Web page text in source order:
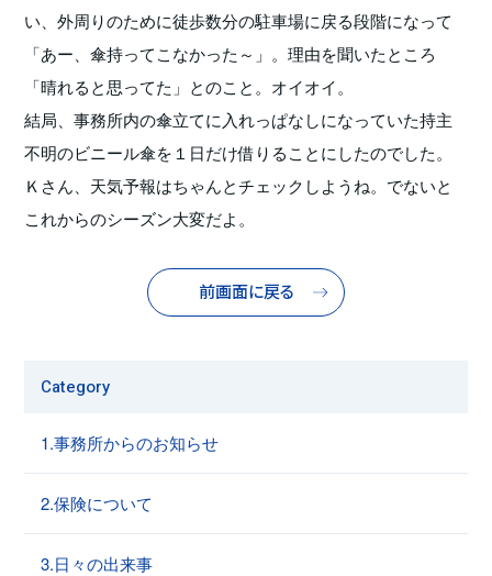
い、外周りのために徒歩数分の駐車場に戻る段階になって
「あー、傘持ってこなかった～」。理由を聞いたところ
「晴れると思ってた」とのこと。オイオイ。
結局、事務所内の傘立てに入れっぱなしになっていた持主
不明のビニール傘を１日だけ借りることにしたのでした。
Ｋさん、天気予報はちゃんとチェックしようね。でないと
これからのシーズン大変だよ。
前画面に戻る
Category
1.事務所からのお知らせ
2.保険について
3.日々の出来事